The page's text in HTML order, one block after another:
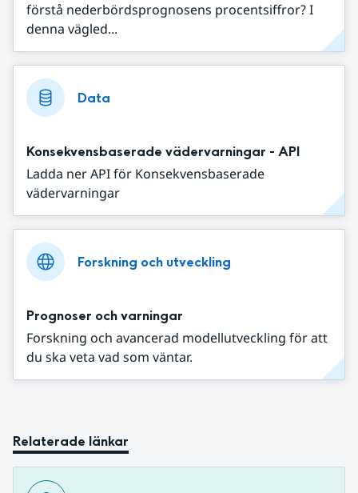
förstå nederbördsprognosens procentsiffror? I
denna vägled...
Data
Konsekvensbaserade vädervarningar - API
Ladda ner API för Konsekvensbaserade
vädervarningar
Forskning och utveckling
Prognoser och varningar
Forskning och avancerad modellutveckling för att
du ska veta vad som väntar.
Relaterade länkar